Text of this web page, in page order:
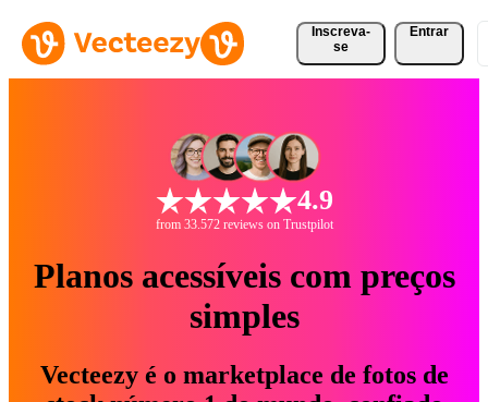
Inscreva-
se
Entrar
4.9
from 33.572 reviews on Trustpilot
Planos acessíveis com preços
simples
Vecteezy é o marketplace de fotos de